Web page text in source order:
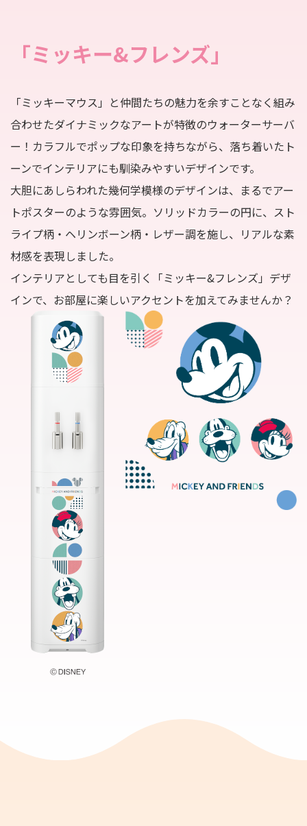
「ミッキー&フレンズ」
「ミッキーマウス」と仲間たちの魅力を余すことなく組み
合わせたダイナミックなアートが特徴のウォーターサーバ
ー！カラフルでポップな印象を持ちながら、落ち着いたト
ーンでインテリアにも馴染みやすいデザインです。
大胆にあしらわれた幾何学模様のデザインは、まるでアー
トポスターのような雰囲気。ソリッドカラーの円に、スト
ライプ柄・ヘリンボーン柄・レザー調を施し、リアルな素
材感を表現しました。
インテリアとしても目を引く「ミッキー&フレンズ」デザ
インで、お部屋に楽しいアクセントを加えてみませんか？